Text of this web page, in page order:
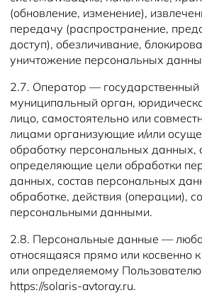
(обновление, изменение),
передачу (распространение,
доступ), обезличивание,
уничтожение персональных
2.7. Оператор — государственный
муниципальный орган,
лицо, самостоятельно или
лицами организующие и/или
обработку персональных данных,
определяющие цели обработки
данных, состав персональных
обработке, действия (операции),
персональными данными.
2.8. Персональные данные —
относящаяся прямо или косвенно
или определяемому
https://solaris-avtoray.ru.